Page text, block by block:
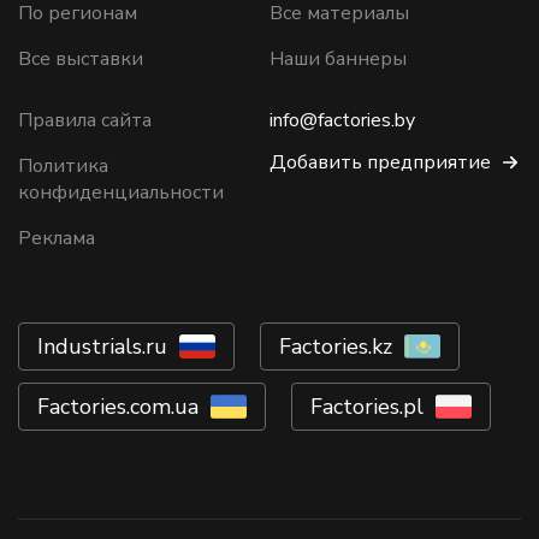
По регионам
Все выставки
Все материалы
Наши баннеры
Правила сайта
Политика
конфиденциальности
Реклама
info@factories.by
Добавить предприятие
Industrials.ru Factories.kz
Factories.com.ua Factories.pl